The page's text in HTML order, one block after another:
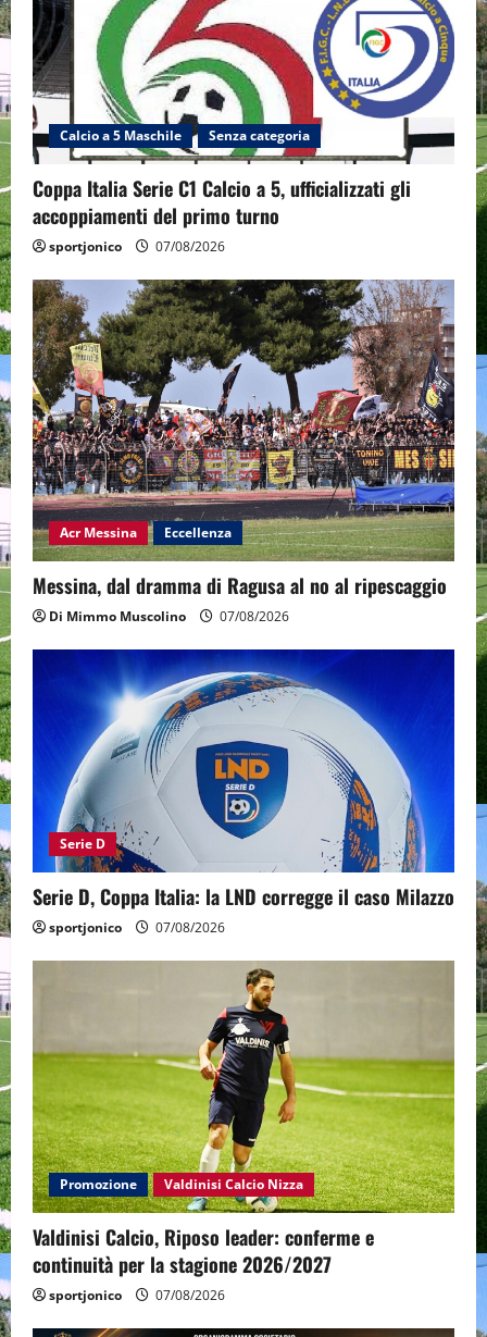
Calcio a 5 Maschile Senza categoria
Coppa Italia Serie C1 Calcio a 5, ufficializzati gli
accoppiamenti del primo turno
sportjonico 07/08/2026
Acr Messina Eccellenza
Messina, dal dramma di Ragusa al no al ripescaggio
Di Mimmo Muscolino 07/08/2026
Serie D
Serie D, Coppa Italia: la LND corregge il caso Milazzo
sportjonico 07/08/2026
Promozione Valdinisi Calcio Nizza
Valdinisi Calcio, Riposo leader: conferme e
continuità per la stagione 2026/2027
sportjonico 07/08/2026